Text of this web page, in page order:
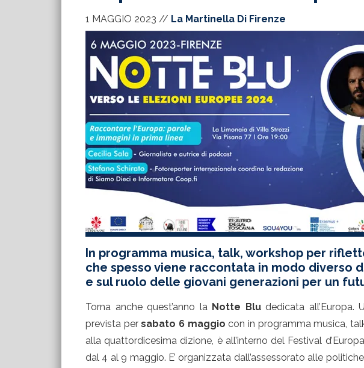
1 MAGGIO 2023 // La Martinella Di Firenze
In programma musica, talk, workshop per
che spesso viene raccontata in modo diverso
e sul ruolo delle giovani generazioni per un
Torna anche quest’anno la Notte Bludedicata all’Europa.
prevista persabato 6 maggio con in programma musica,
alla quattordicesima dizione, è all’interno del Festival
dal 4 al 9 maggio. E’ organizzata dall’assessorato alle